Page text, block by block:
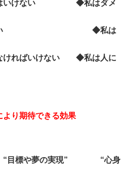
ではいけない ◆私はダメ
いけない ◆私は
ければいけない ◆私は人に
り期待できる効果
“目標や夢の実現” “心身